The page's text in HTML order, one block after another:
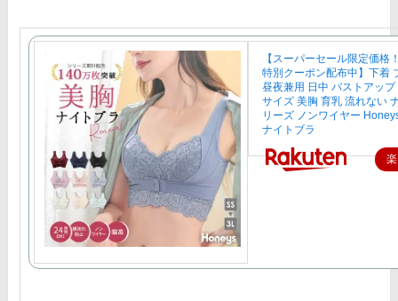
【スーパーセール限定価格
特別クーポン配布中】下着
昼夜兼用 日中 バストアッ
サイズ 美胸 育乳 流れない
リーズ ノンワイヤー
ナイトブラ